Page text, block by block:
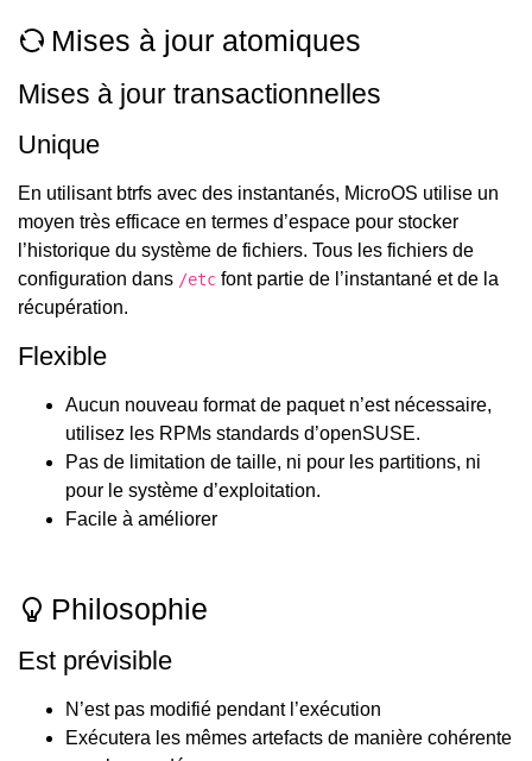
Mises à jour atomiques
Mises à jour transactionnelles
Unique
En utilisant btrfs avec des instantanés, MicroOS utilise un
moyen très efficace en termes d’espace pour stocker
l’historique du système de fichiers. Tous les fichiers de
configuration dans /etc font partie de l’instantané et de la
récupération.
Flexible
Aucun nouveau format de paquet n’est nécessaire,
utilisez les RPMs standards d’openSUSE.
Pas de limitation de taille, ni pour les partitions, ni
pour le système d’exploitation.
Facile à améliorer
Philosophie
Est prévisible
N’est pas modifié pendant l’exécution
Exécutera les mêmes artefacts de manière cohérente